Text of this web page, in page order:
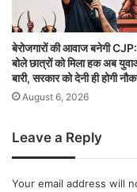
बेरोजगारों की आवाज बनेगी
बोले छात्रों को मिला हक अब
बारी, सरकार को देनी ही होगी
August 6, 2026
Leave a Reply
Your email address will